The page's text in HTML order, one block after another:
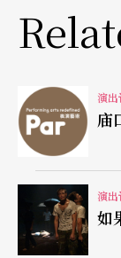
动中，根本无
种抵抗的舞蹈
有可能针对
最大的可能是
官能所具有意
视、可触摸的
她利用筋肉
握到的意志力
演
庙
演
如